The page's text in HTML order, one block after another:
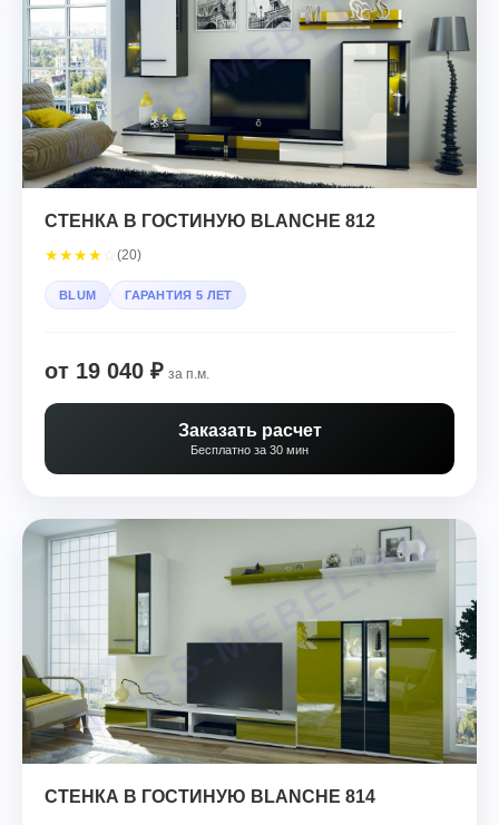
СТЕНКА В ГОСТИНУЮ BLANCHE 812
★★★★ (20)
BLUM ГАРАНТИЯ 5 ЛЕТ
от 19 040 ₽ за п.м.
Заказать расчет
Бесплатно за 30 мин
СТЕНКА В ГОСТИНУЮ BLANCHE 814